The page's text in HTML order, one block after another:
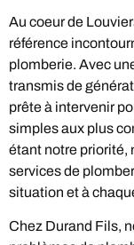
Au coeur de
référence
plomberie. Avec
transmis de
prête à intervenir
simples aux plus
étant notre priorité,
services de
situation et à
Chez Durand Fils,